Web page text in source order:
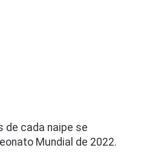
de cada naipe se
Mundial de 2022.